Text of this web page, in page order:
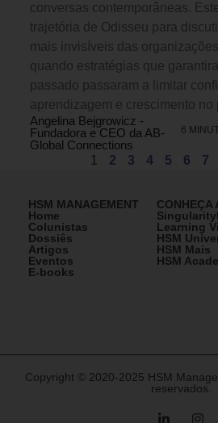
conversas contemporâneas.
trajetória de Odisseu para
mais invisíveis das
quando estratégias que
passado passaram a limitar
aprendizagem e crescimento no
Angelina Bejgrowicz -
Fundadora e CEO da AB-
Global Connections
6
1 2 3 4 5 6 7
HSM MANAGEMENT
Home
Colunistas
Dossiês
Artigos
Eventos
E-books
CONHEÇA
Learning
HSM
HSM Mais
HSM
Copyright © 2020-2025 HSM
reservados.